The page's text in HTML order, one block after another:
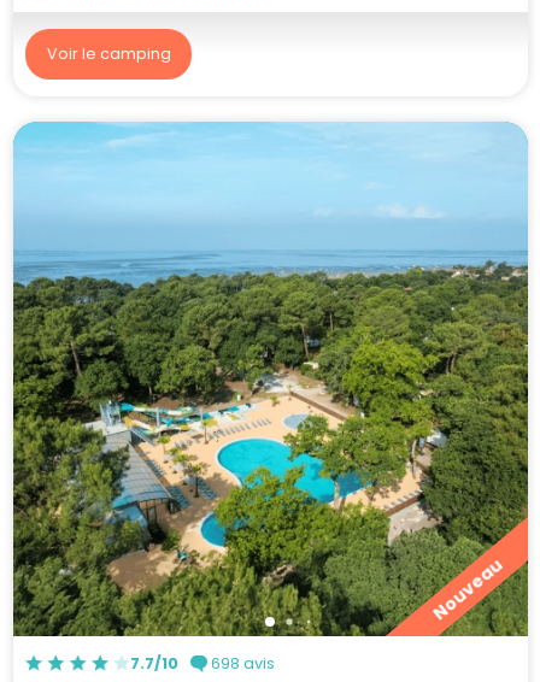
Voir le camping
Nouveau
7.7/10 698 avis